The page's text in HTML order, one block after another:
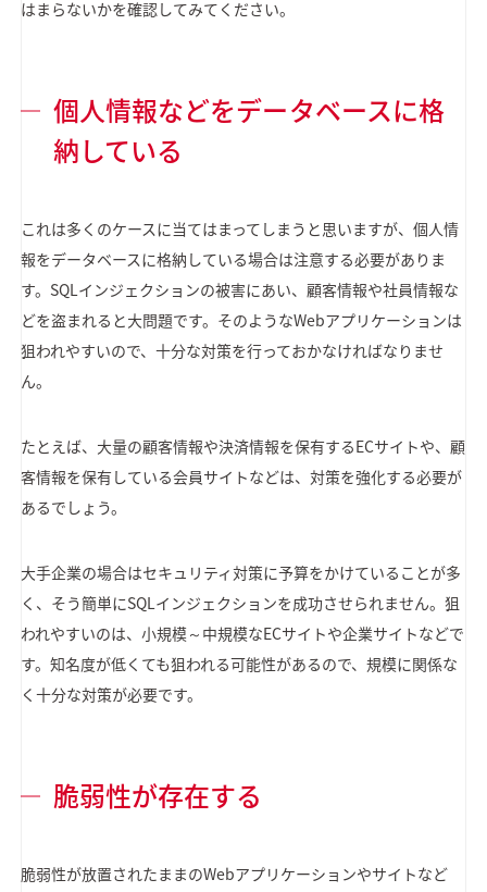
はまらないかを確認してみてください。
個人情報などをデータベースに格
納している
これは多くのケースに当てはまってしまうと思いますが、個人情
報をデータベースに格納している場合は注意する必要がありま
す。SQLインジェクションの被害にあい、顧客情報や社員情報な
どを盗まれると大問題です。そのようなWebアプリケーションは
狙われやすいので、十分な対策を行っておかなければなりませ
ん。
たとえば、大量の顧客情報や決済情報を保有するECサイトや、顧
客情報を保有している会員サイトなどは、対策を強化する必要が
あるでしょう。
大手企業の場合はセキュリティ対策に予算をかけていることが多
く、そう簡単にSQLインジェクションを成功させられません。狙
われやすいのは、小規模～中規模なECサイトや企業サイトなどで
す。知名度が低くても狙われる可能性があるので、規模に関係な
く十分な対策が必要です。
脆弱性が存在する
脆弱性が放置されたままのWebアプリケーションやサイトなど